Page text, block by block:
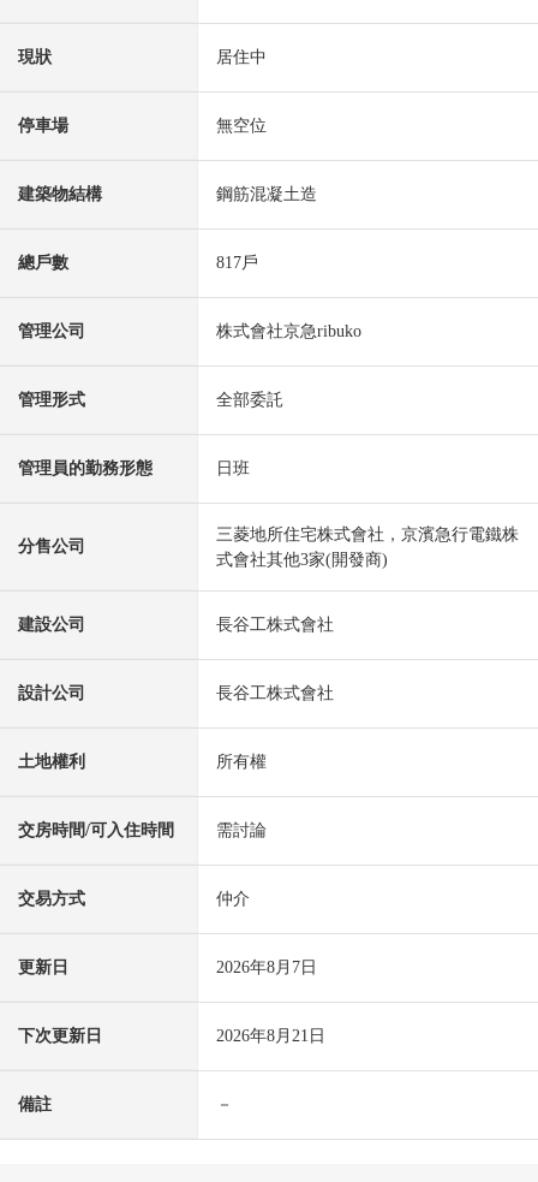
現狀 居住中
停車場 無空位
建築物結構 鋼筋混凝土造
總戶數 817戶
管理公司 株式會社京急ribuko
管理形式 全部委託
管理員的勤務形態 日班
分售公司
三菱地所住宅株式會社，京濱急行電鐵株
式會社其他3家(開發商)
建設公司 長谷工株式會社
設計公司 長谷工株式會社
土地權利 所有權
交房時間/可入住時間 需討論
交易方式 仲介
更新日 2026年8月7日
下次更新日 2026年8月21日
備註 －